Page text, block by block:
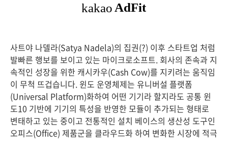
사트야 나델라(Satya Nadela)의 집권(?) 이후 스타트업 처럼
발빠른 행보를 보이고 있는 마이크로소프트. 회사의 존속과 지
속적인 성장을 위한 캐시카우(Cash Cow)를 지키려는 움직임
이 무척 뜨겁습니다. 윈도 운영체제는 유니버설 플랫폼
(Universal Platform)화하여 어떤 기기라 할지라도 공통 윈
도10 기반에 기기의 특성을 반영한 모듈이 추가되는 형태로
변태하고 있는 중이고 전통적인 설치 베이스의 생산성 도구인
오피스(Office) 제품군을 클라우드화 하여 변화한 시장에 적극